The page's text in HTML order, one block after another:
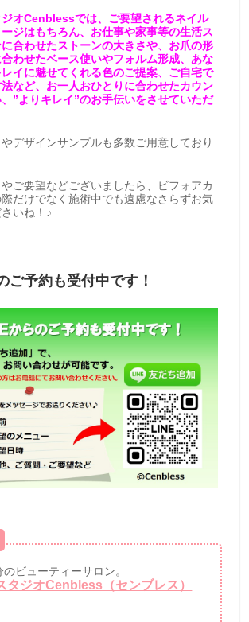
ジオCenblessでは、ご要望されるネイル
ジはもちろん、お仕事や家事等の生活ス
合わせたストーンの大きさや、お爪の形
わせたベース使いやフォルム形成、あな
イに魅せてくれる色のご提案、ご自宅で
など、お一人おひとりに合わせたカウン
”よりキレイ”のお手伝いをさせていただ
デザインサンプルも多数ご用意しており
ご要望などございましたら、ビフォアカ
だけでなく施術中でも遠慮なさらずお気
いね！♪
ご予約も受付中です！
ビューティーサロン。
タジオCenbless（センブレス）